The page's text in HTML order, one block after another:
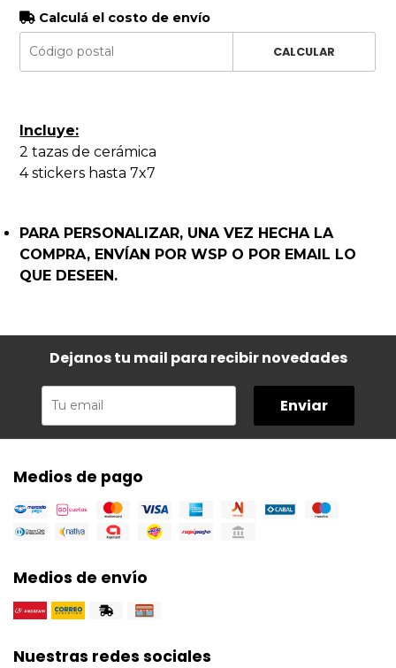
Calculá el costo de envío
CALCULAR
Incluye:
2 tazas de cerámica
4 stickers hasta 7x7
PARA PERSONALIZAR, UNA VEZ HECHA LA
COMPRA, ENVÍAN POR WSP O POR EMAIL LO
QUE DESEEN.
Dejanos tu mail para recibir novedades
Enviar
Medios de pago
Medios de envío
Nuestras redes sociales